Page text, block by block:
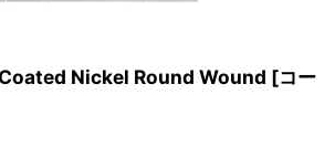
Nickel Round Wound [コー